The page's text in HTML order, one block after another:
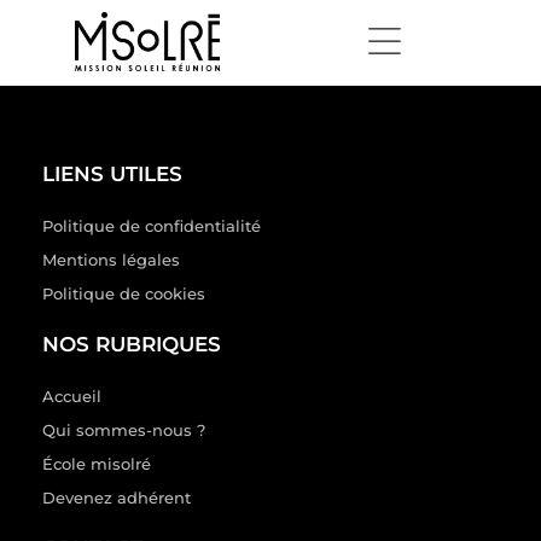
LIENS UTILES
Politique de confidentialité
Mentions légales
Politique de cookies
NOS RUBRIQUES
Accueil
Qui sommes-nous ?
École misolré
Devenez adhérent